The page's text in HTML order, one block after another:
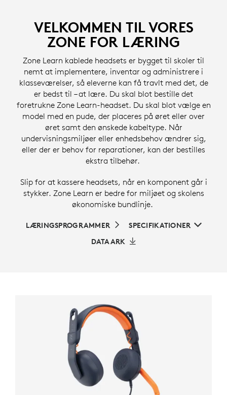
VELKOMMEN TIL VORES
ZONE FOR LÆRING
Zone Learn kablede headsets er bygget til skoler til
nemt at implementere, inventar og administrere i
klasseværelser, så eleverne kan få travlt med det, de
er bedst til – at lære. Du skal blot bestille det
foretrukne Zone Learn-headset. Du skal blot vælge en
model med en pude, der placeres på øret eller over
øret samt den ønskede kabeltype. Når
undervisningsmiljøer eller enhedsbehov ændrer sig,
eller der er behov for reparationer, kan der bestilles
ekstra tilbehør.
Slip for at kassere headsets, når en komponent går i
stykker. Zone Learn er bedre for miljøet og skolens
økonomiske bundlinje.
LÆRINGSPROGRAMMER
SPECIFIKATIONER
DATAARK